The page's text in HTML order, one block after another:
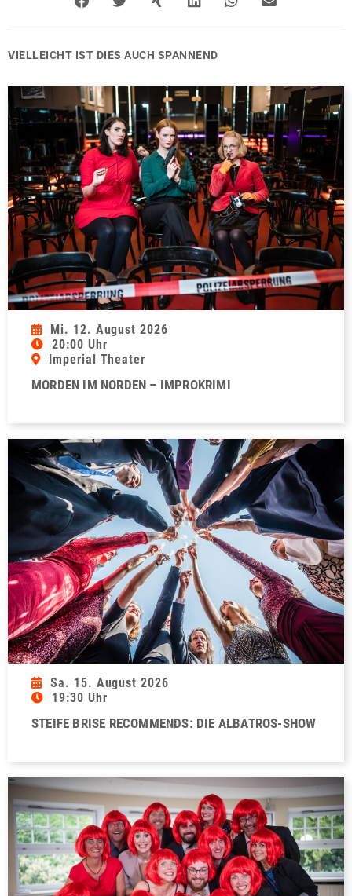
VIELLEICHT IST DIES AUCH SPANNEND
Mi. 12. August 2026
20:00 Uhr
Imperial Theater
MORDEN IM NORDEN – IMPROKRIMI
Sa. 15. August 2026
19:30 Uhr
STEIFE BRISE RECOMMENDS: DIE ALBATROS-SHOW